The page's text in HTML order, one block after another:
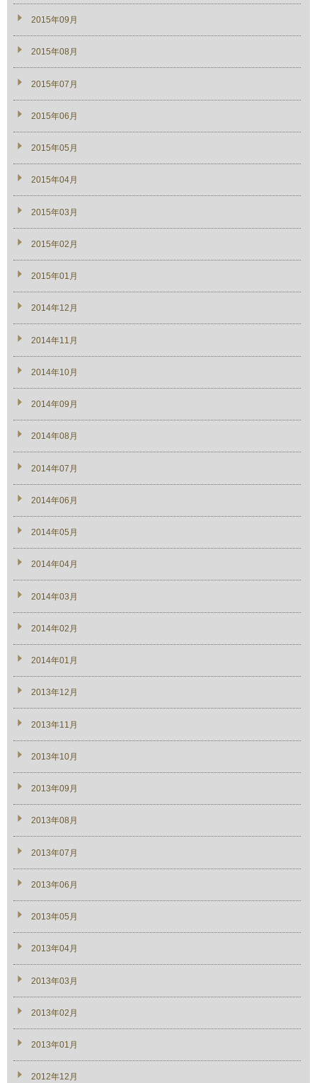
2015年09月
2015年08月
2015年07月
2015年06月
2015年05月
2015年04月
2015年03月
2015年02月
2015年01月
2014年12月
2014年11月
2014年10月
2014年09月
2014年08月
2014年07月
2014年06月
2014年05月
2014年04月
2014年03月
2014年02月
2014年01月
2013年12月
2013年11月
2013年10月
2013年09月
2013年08月
2013年07月
2013年06月
2013年05月
2013年04月
2013年03月
2013年02月
2013年01月
2012年12月